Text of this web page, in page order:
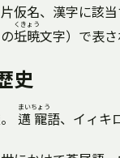
片仮名、漢字に該
坵暁
くきょう
文字）で表さ
史
邁
まい
寵
ちょう
語、イィキ